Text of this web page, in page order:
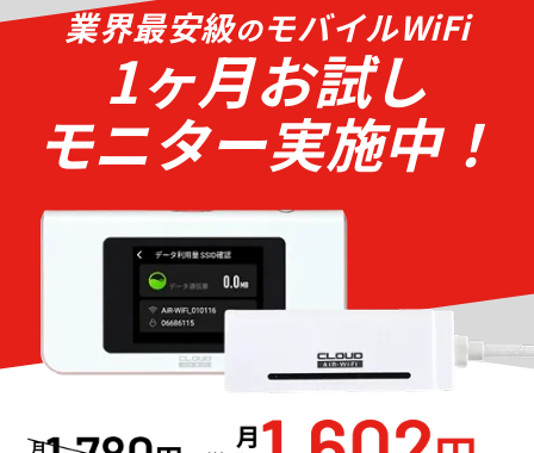
業界最安級のモバイルWiFi
1ヶ月お試し
モニター実施中！